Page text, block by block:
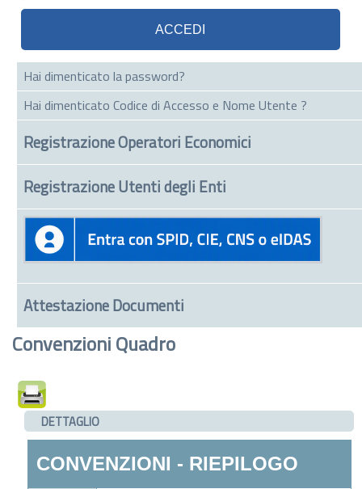
Hai dimenticato la password?
Hai dimenticato Codice di Accesso e Nome Utente ?
Registrazione Operatori Economici
Registrazione Utenti degli Enti
Attestazione Documenti
Convenzioni Quadro
DETTAGLIO
CONVENZIONI - RIEPILOGO